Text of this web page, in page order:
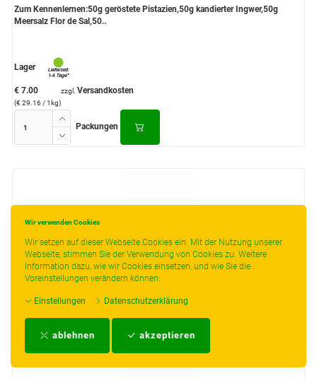
Wir verwenden Cookies
Wir setzen auf dieser Webseite Cookies ein. Mit der Nutzung unserer
Webseite, stimmen Sie der Verwendung von Cookies zu. Weitere
Information dazu, wie wir Cookies einsetzen, und wie Sie die
Voreinstellungen verändern können:
Einstellungen Datenschutzerklärung
ablehnen akzeptieren
Zum Kennenlernen:50g geröstete Pistazien,50g kandierter Ingwer,50g
Meersalz Flor de Sal,50..
Lager
€ 7.00
(€ 29.16 / 1kg)
zzgl. Versandkosten
Packungen